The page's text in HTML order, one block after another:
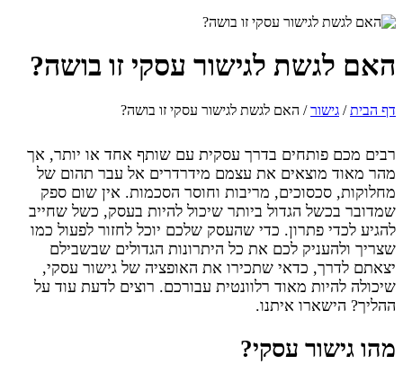
האם לגשת לגישור עסקי זו בושה?
דף הבית/ גישור/ האם לגשת לגישור עסקי זו בושה?
רבים מכם פותחים בדרך עסקית עם שותף אחד או יותר, אך
מהר מאוד מוצאים את עצמם מידרדרים אל עבר תהום של
מחלוקות, סכסוכים, מריבות וחוסר הסכמות. אין שום ספק
שמדובר בכשל הגדול ביותר שיכול להיות בעסק, כשל שחייב
להגיע לכדי פתרון. כדי שהעסק שלכם יוכל לחזור לפעול כמו
שצריך ולהעניק לכם את כל היתרונות הגדולים שבשבילם
יצאתם לדרך, כדאי שתכירו את האופציה של גישור עסקי,
שיכולה להיות מאוד רלוונטית עבורכם. רוצים לדעת עוד על
ההליך? הישארו איתנו.
מהו גישור עסקי?